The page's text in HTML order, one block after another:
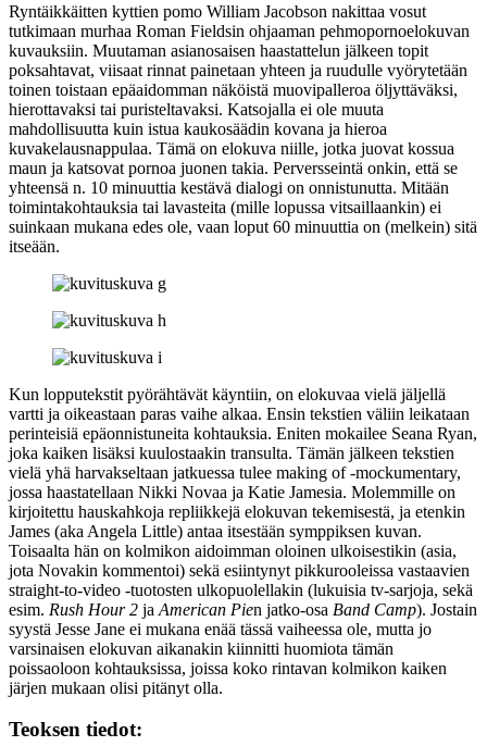
Ryntäikkäitten kyttien pomo William Jacobson nakittaa vosut
tutkimaan murhaa Roman Fieldsin ohjaaman pehmopornoelokuvan
kuvauksiin. Muutaman asianosaisen haastattelun jälkeen topit
poksahtavat, viisaat rinnat painetaan yhteen ja ruudulle vyörytetään
toinen toistaan epäaidomman näköistä muovipalleroa öljyttäväksi,
hierottavaksi tai puristeltavaksi. Katsojalla ei ole muuta
mahdollisuutta kuin istua kaukosäädin kovana ja hieroa
kuvakelausnappulaa. Tämä on elokuva niille, jotka juovat kossua
maun ja katsovat pornoa juonen takia. Perversseintä onkin, että se
yhteensä n. 10 minuuttia kestävä dialogi on onnistunutta. Mitään
toimintakohtauksia tai lavasteita (mille lopussa vitsaillaankin) ei
suinkaan mukana edes ole, vaan loput 60 minuuttia on (melkein) sitä
itseään.
Kun lopputekstit pyörähtävät käyntiin, on elokuvaa vielä jäljellä
vartti ja oikeastaan paras vaihe alkaa. Ensin tekstien väliin leikataan
perinteisiä epäonnistuneita kohtauksia. Eniten mokailee Seana Ryan,
joka kaiken lisäksi kuulostaakin transulta. Tämän jälkeen tekstien
vielä yhä harvakseltaan jatkuessa tulee making of ‑mockumentary,
jossa haastatellaan Nikki Novaa ja Katie Jamesia. Molemmille on
kirjoitettu hauskahkoja repliikkejä elokuvan tekemisestä, ja etenkin
James (aka Angela Little) antaa itsestään symppiksen kuvan.
Toisaalta hän on kolmikon aidoimman oloinen ulkoisestikin (asia,
jota Novakin kommentoi) sekä esiintynyt pikkurooleissa vastaavien
straight-to-video ‑tuotosten ulkopuolellakin (lukuisia tv‑sarjoja, sekä
esim. Rush Hour 2 ja American Pien jatko‑osa Band Camp). Jostain
syystä Jesse Jane ei mukana enää tässä vaiheessa ole, mutta jo
varsinaisen elokuvan aikanakin kiinnitti huomiota tämän
poissaoloon kohtauksissa, joissa koko rintavan kolmikon kaiken
järjen mukaan olisi pitänyt olla.
Teoksen tiedot: